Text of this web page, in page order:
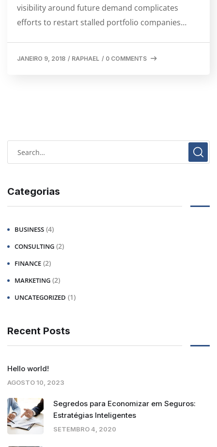
visibility around future demand complicates
efforts to restart stalled portfolio companies…
JANEIRO 9, 2018 / RAPHAEL / 0 COMMENTS
Categorias
BUSINESS (4)
CONSULTING (2)
FINANCE (2)
MARKETING (2)
UNCATEGORIZED (1)
Recent Posts
Hello world!
AGOSTO 10, 2023
Segredos para Economizar em Seguros:
Estratégias Inteligentes
SETEMBRO 4, 2020